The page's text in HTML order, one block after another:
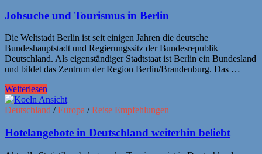
Jobsuche und Tourismus in Berlin
Die Weltstadt Berlin ist seit einigen Jahren die deutsche
Bundeshauptstadt und Regierungssitz der Bundesrepublik
Deutschland. Als eigenständiger Stadtstaat ist Berlin ein Bundesland
und bildet das Zentrum der Region Berlin/Brandenburg. Das …
Weiterlesen
Deutschland /Europa /Reise Empfehlungen
Hotelangebote in Deutschland weiterhin beliebt